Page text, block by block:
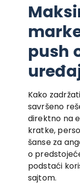
push
Kako
savršeno
direktno na
kratke,
šanse za
o
podstaći
sajtom.